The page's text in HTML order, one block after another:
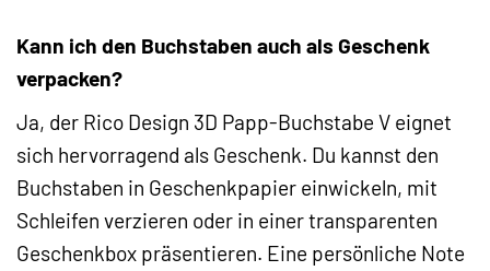
Kann ich den Buchstaben auch als Geschenk
verpacken?
Ja, der Rico Design 3D Papp-Buchstabe V eignet
sich hervorragend als Geschenk. Du kannst den
Buchstaben in Geschenkpapier einwickeln, mit
Schleifen verzieren oder in einer transparenten
Geschenkbox präsentieren. Eine persönliche Note